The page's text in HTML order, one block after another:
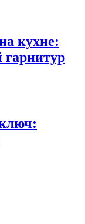
кухне: